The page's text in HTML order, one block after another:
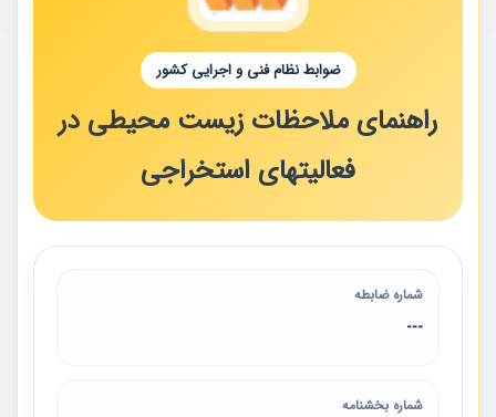
ضوابط نظام فنی و اجرایی کشور
راهنمای ملاحظات زیست محیطی در
فعالیتهای استخراجی
شماره ضابطه
---
شماره بخشنامه